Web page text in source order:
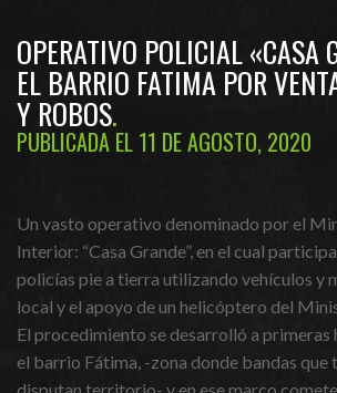
OPERATIVO POLICIAL «CASA
EL BARRIO FATIMA POR
Y ROBOS
PUBLICADA EL 11 DE AGOSTO, 2020
Un vasto operativo denominado por el
Interior: “Casa Grande”, en el cual
policías pie a tierra utilizando vehículos y
local y el apoyo de un helicóptero del
El procedimiento se desarrolló a primeras
el barrio Fátima, -zona donde bandas que